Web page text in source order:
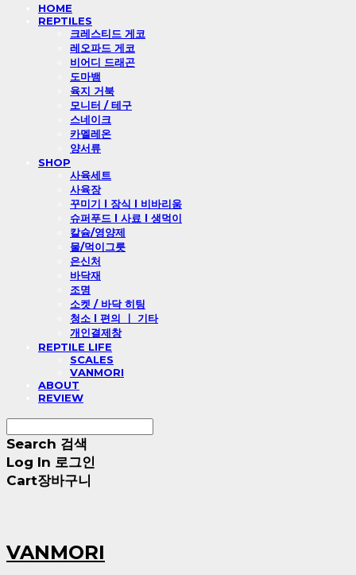
HOME
REPTILES
크레스티드 게코
레오파드 게코
비어디 드래곤
도마뱀
육지 거북
모니터 / 테구
스네이크
카멜레온
양서류
SHOP
사육세트
사육장
꾸미기 l 장식 l 비바리움
슈퍼푸드 l 사료 l 생먹이
칼슘/영양제
물/먹이그릇
은신처
바닥재
조명
소켓 / 바닥 히팅
청소 l 편의 ㅣ 기타
개인결제창
REPTILE LIFE
SCALES
VANMORI
ABOUT
REVIEW
Search 검색
Log In 로그인
Cart장바구니
VANMORI